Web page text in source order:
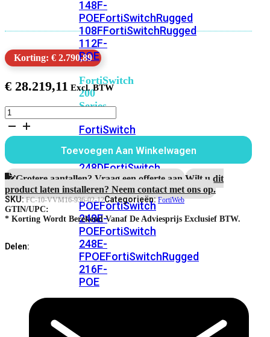
148F-
POEFortiSwitchRugged
108FFortiSwitchRugged
112F-
POE
FortiSwitch
200
Series
FortiSwitch
FPOEFortiSwitch
248DFortiSwitch
224EFortiswitch
224E-
POEFortiSwitch
248E-
POEFortiSwitch
248E-
FPOEFortiSwitchRugged
216F-
POE
Korting: € 2.790,89
€ 28.219,11
FortiWeb-
VM16
jaar
Standard
Bundle
aantal
Toevoegen Aan Winkelwagen
Grotere aantallen? Vraag een offerte aan.Wilt u dit
product laten installeren? Neem contact met ons op.
SKU:FC-10-VVM16-936-02-12Categorieën:FortiWeb
GTIN/UPC:
* Korting Wordt Berekend Vanaf De Adviesprijs Exclusief BTW.
Delen: